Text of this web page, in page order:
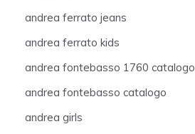
andrea ferrato jeans
andrea ferrato kids
andrea fontebasso 1760 catalogo
andrea fontebasso catalogo
andrea girls